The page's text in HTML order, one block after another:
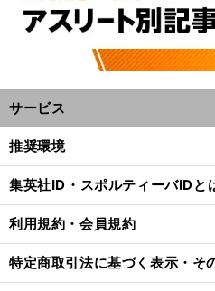
サービス
推奨環境
集英社ID・スポルティーバIDと
利用規約・会員規約
特定商取引法に基づく表示・そ